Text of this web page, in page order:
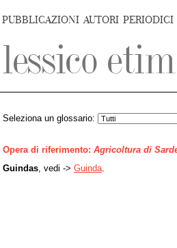
PUBBLICAZIONI AUTORI PERIODICI
Seleziona un glossario:
Opera di riferimento: Agricoltura di
Guindas , vedi -> Guinda